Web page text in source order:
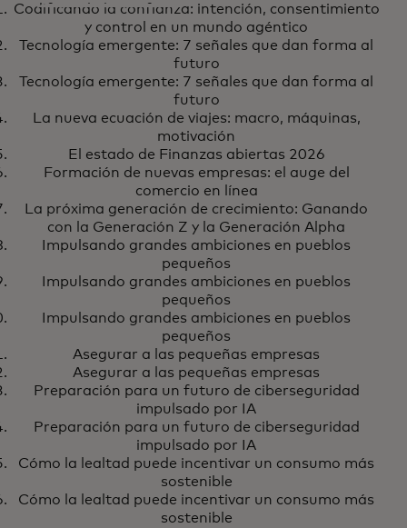
Codificando la confianza:
intención, consentimiento y
control en un mundo agéntico
Más información
Codificando la confianza: intención, consentimiento
y control en un mundo agéntico
Tecnología emergente: 7 señales que dan forma al
futuro
Tecnología emergente: 7 señales que dan forma al
futuro
La nueva ecuación de viajes: macro, máquinas,
motivación
El estado de Finanzas abiertas 2026
Formación de nuevas empresas: el auge del
comercio en línea
La próxima generación de crecimiento: Ganando
con la Generación Z y la Generación Alpha
Impulsando grandes ambiciones en pueblos
pequeños
Impulsando grandes ambiciones en pueblos
pequeños
Impulsando grandes ambiciones en pueblos
pequeños
Asegurar a las pequeñas empresas
Asegurar a las pequeñas empresas
Preparación para un futuro de ciberseguridad
impulsado por IA
Preparación para un futuro de ciberseguridad
impulsado por IA
Cómo la lealtad puede incentivar un consumo más
sostenible
Cómo la lealtad puede incentivar un consumo más
sostenible